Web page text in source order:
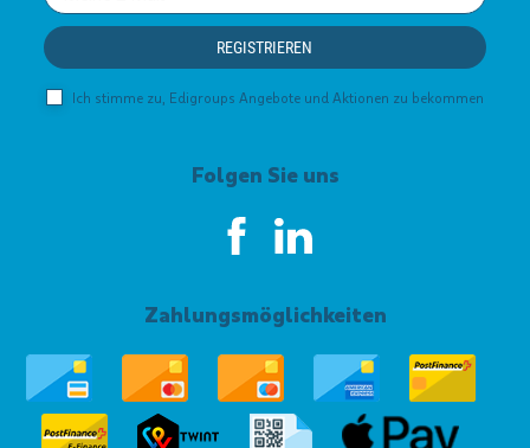
email
REGISTRIEREN
Ich stimme zu, Edigroups Angebote und Aktionen zu bekommen
Folgen Sie uns
Zahlungsmöglichkeiten